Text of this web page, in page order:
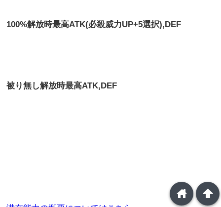
100%解放時最高ATK(必殺威力UP+5選択),DEF
被り無し解放時最高ATK,DEF
arrowup
home